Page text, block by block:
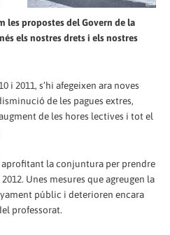
les propostes del Govern de la
els nostres drets i els nostres
i 2011, s’hi afegeixen ara noves
de les pagues extres,
de les hores lectives i tot el
aprofitant la conjuntura per prendre
Unes mesures que agreugen la
públic i deterioren encara
professorat.